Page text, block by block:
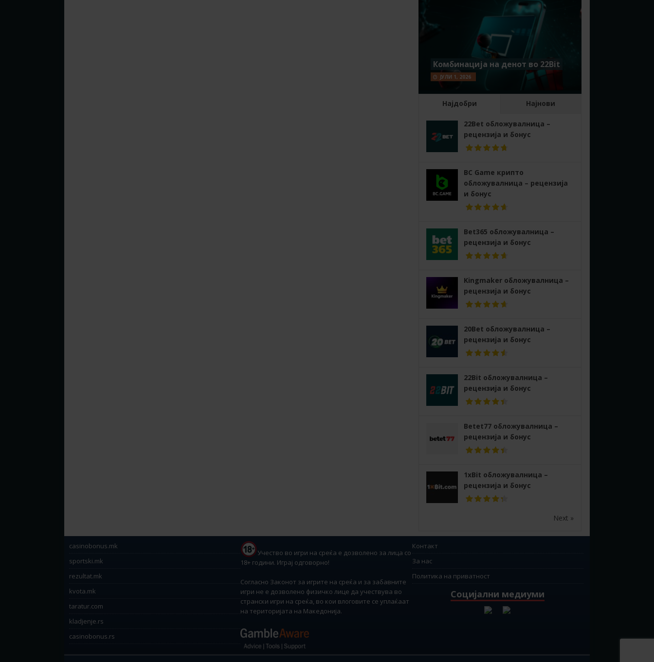
Комбинација на денот во 22Bit
ЈУЛИ 1, 2026
Најдобри Најнови
22Bet обложувалница –
рецензија и бонус
BC Game крипто
обложувалница – рецензија
и бонус
Bet365 обложувалница –
рецензија и бонус
Kingmaker обложувалница –
рецензија и бонус
20Bet обложувалница –
рецензија и бонус
22Bit обложувалница –
рецензија и бонус
Betet77 обложувалница –
рецензија и бонус
1xBit обложувалница –
рецензија и бонус
Next »
casinobonus.mk
sportski.mk
rezultat.mk
kvota.mk
taratur.com
kladjenje.rs
casinobonus.rs
Учество во игри на среќа е дозволено за лица со
18+ години. Играј одговорно!
Согласно Законот за игрите на среќа и за забавните
игри не е дозволено физичко лице да учествува во
странски игри на среќа, во кои влоговите се уплаќаат
на територијата на Македонија.
Контакт
За нас
Политика на приватност
Социјални медиуми